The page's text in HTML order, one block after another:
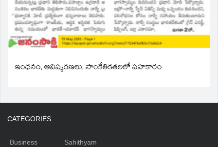
ఇంధనం, ఆవిష్కరణలు, సాంకేతికతలలో సహకారం
CATEGORIES
Business
Sahithyam